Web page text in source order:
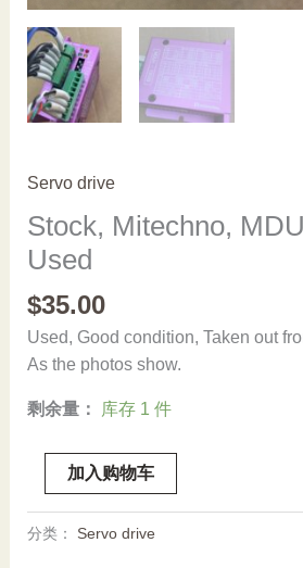
Servo drive
Stock, Mitechno,
Used
$35.00
Used, Good condition, Taken out
As the photos show.
剩余量： 库存 1 件
Stock,
Mitechno,
1302C,
加入购物车
分类： Servo drive